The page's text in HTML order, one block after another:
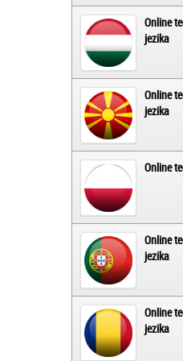
Online
jezika
Online
jezika
Online
Online
jezika
Online
jezika